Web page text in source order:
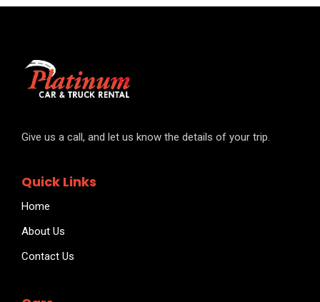
Give us a call, and let us know the details of your trip.
Quick Links
Home
About Us
Contact Us